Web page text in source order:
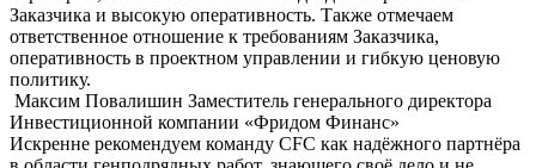
Заказчика и высокую оперативность. Также отмечаем
ответственное отношение к требованиям Заказчика,
оперативность в проектном управлении и гибкую ценовую
политику.
Максим Повалишин Заместитель генерального директора
Инвестиционной компании «Фридом Финанс»
Искренне рекомендуем команду CFC как надёжного партнёра